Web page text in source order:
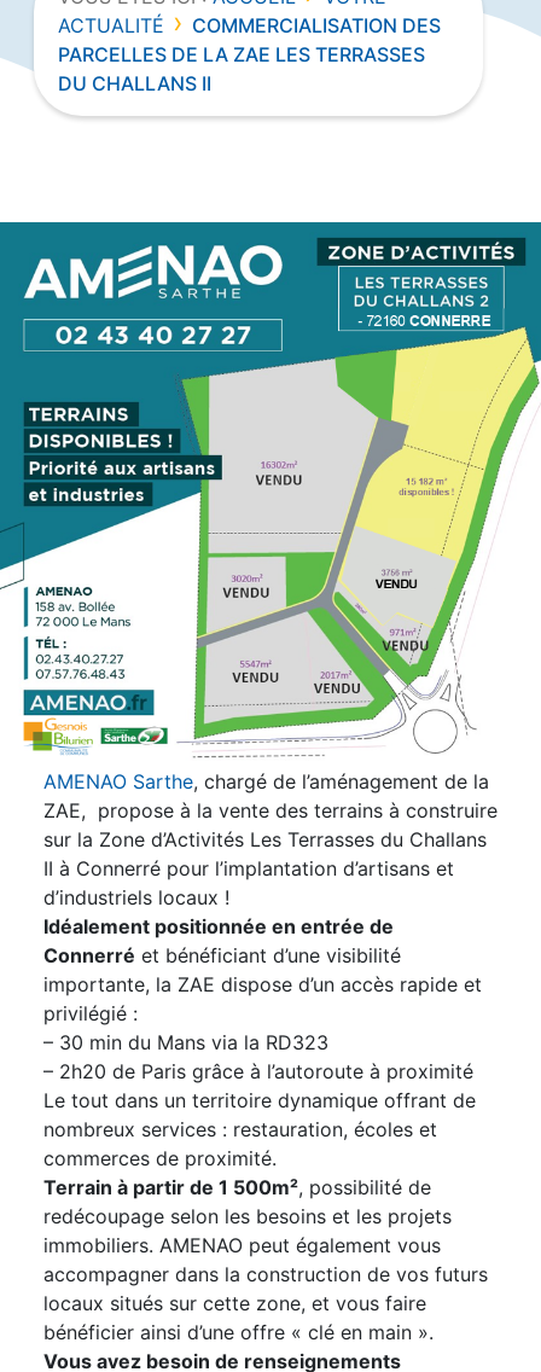
ACTUALITÉ › COMMERCIALISATION DES
PARCELLES DE LA ZAE LES TERRASSES
DU CHALLANS II
AMENAO Sarthe, chargé de l’aménagement de la
ZAE, propose à la vente des terrains à construire
sur la Zone d’Activités Les Terrasses du Challans
II à Connerré pour l’implantation d’artisans et
d’industriels locaux !
Idéalement positionnée en entrée de
Connerré et bénéficiant d’une visibilité
importante, la ZAE dispose d’un accès rapide et
privilégié :
– 30 min du Mans via la RD323
– 2h20 de Paris grâce à l’autoroute à proximité
Le tout dans un territoire dynamique offrant de
nombreux services : restauration, écoles et
commerces de proximité.
Terrain à partir de 1 500m², possibilité de
redécoupage selon les besoins et les projets
immobiliers. AMENAO peut également vous
accompagner dans la construction de vos futurs
locaux situés sur cette zone, et vous faire
bénéficier ainsi d’une offre « clé en main ».
Vous avez besoin de renseignements